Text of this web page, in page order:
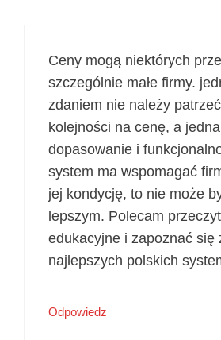
Ceny mogą niektórych
szczególnie małe firmy.
zdaniem nie należy
kolejności na cenę, a
dopasowanie i
system ma wspomagać
jej kondycję, to nie może
lepszym. Polecam
edukacyjne i zapoznać się
najlepszych polskich
Odpowiedz